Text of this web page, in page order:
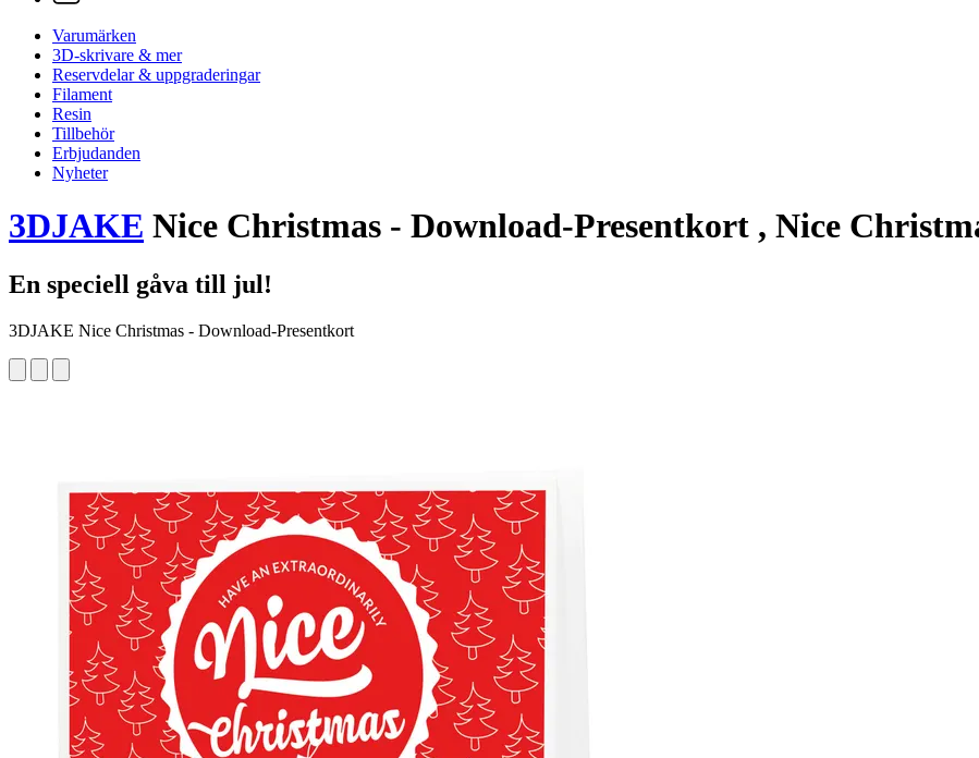
Varumärken
3D-skrivare & mer
Reservdelar & uppgraderingar
Filament
Resin
Tillbehör
Erbjudanden
Nyheter
3DJAKE Nice Christmas - Download-Presentkort , Nice
En speciell gåva till jul!
3DJAKE Nice Christmas - Download-Presentkort